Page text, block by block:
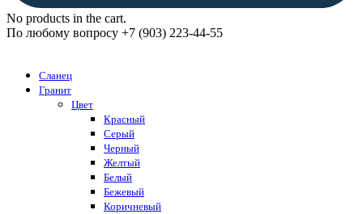
No products in the cart.
По любому вопросу +7 (903) 223-44-55
Сланец
Гранит
Цвет
Красный
Серый
Черный
Желтый
Белый
Бежевый
Коричневый